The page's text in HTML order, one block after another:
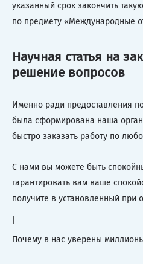
указанный срок закончить
по предмету «Международные
Научная статья на
решение вопросов
Именно ради предоставления
была сформирована наша
быстро заказать работу по
С нами вы можете быть
гарантировать вам ваше
получите в установленный при
Почему в нас уверены